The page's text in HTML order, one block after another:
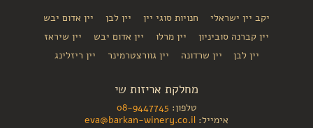
יקב יין ישראלי
חנויות סוגי יין יין לבן
יין אדום יבש
יין קברנה סוביניון
יין מרלו יין אדום יבש
יין שיראז
יין שרדונה יין גוורצטרמינר יין ריזלינג
מחלקת אריזות שי
08-9447745
eva@barkan-winery.co.il